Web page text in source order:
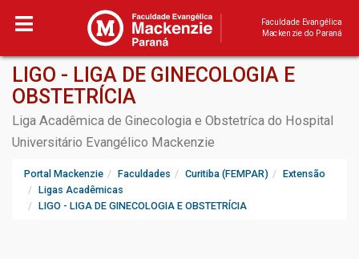
Faculdade Evangélica
Mackenzie do Paraná
LIGO - LIGA DE GINECOLOGIA E
OBSTETRÍCIA
Liga Acadêmica de Ginecologia e Obstetríca do Hospital
Universitário Evangélico Mackenzie
Portal Mackenzie Faculdades Curitiba (FEMPAR)
Extensão
Ligas Acadêmicas
LIGO - LIGA DE GINECOLOGIA E OBSTETRÍCIA